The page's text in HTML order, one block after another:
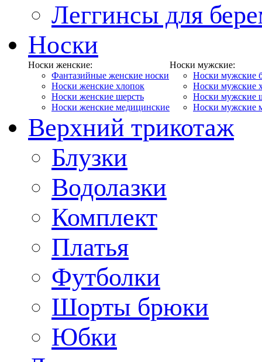
Леггинсы для
Носки
Носки женские:
Фантазийные женские носки
Носки женские хлопок
Носки женские шерсть
Носки женские медицинские
Носки мужские:
Носки мужские
Носки мужские
Носки мужские
Носки мужские
Верхний трикотаж
Блузки
Водолазки
Комплект
Платья
Футболки
Шорты брюки
Юбки